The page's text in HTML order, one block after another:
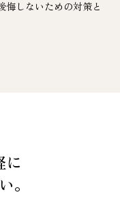
しないための対策と
に
。